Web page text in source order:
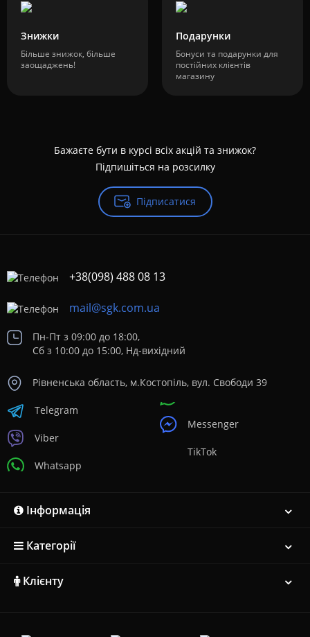
Знижки
Більше знижок, більше
заощаджень!
Подарунки
Бонуси та подарунки для
постійних клієнтів
магазину
Бажаєте бути в курсі всіх акцій та знижок?
Підпишіться на розсилку
Підписатися
+38(098) 488 08 13
mail@sgk.com.ua
Пн-Пт з 09:00 до 18:00,
Сб з 10:00 до 15:00, Нд-вихідний
Рівненська область, м.Костопіль, вул. Свободи 39
Telegram
Viber
Whatsapp
Messenger
TikTok
Інформація
Категорії
Клієнту